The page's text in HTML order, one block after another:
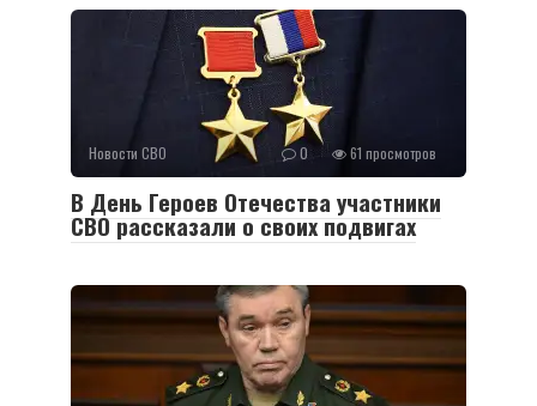
Новости СВО 0 61 просмотров
В День Героев Отечества участники
СВО рассказали о своих подвигах